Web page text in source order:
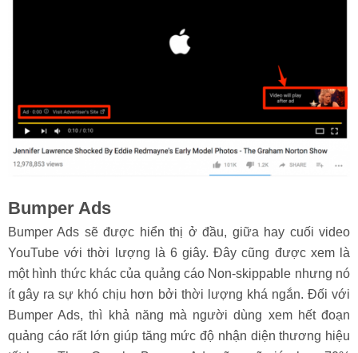
Bumper Ads
Bumper Ads sẽ được hiển thị ở đầu, giữa hay cuối video
YouTube với thời lượng là 6 giây. Đây cũng được xem là
một hình thức khác của quảng cáo Non-skippable nhưng nó
ít gây ra sự khó chịu hơn bởi thời lượng khá ngắn. Đối với
Bumper Ads, thì khả năng mà người dùng xem hết đoạn
quảng cáo rất lớn giúp tăng mức độ nhận diện thương hiệu